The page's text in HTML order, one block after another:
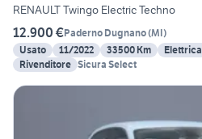
RENAULT Twingo Electric Techno
12.900 €Paderno Dugnano(MI)
Usato
11/2022 33500 Km Elettrica
Rivenditore Sicura Select